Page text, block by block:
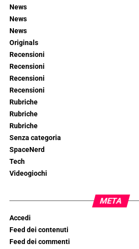
News
News
News
Originals
Recensioni
Recensioni
Recensioni
Recensioni
Rubriche
Rubriche
Rubriche
Senza categoria
SpaceNerd
Tech
Videogiochi
META
Accedi
Feed dei contenuti
Feed dei commenti